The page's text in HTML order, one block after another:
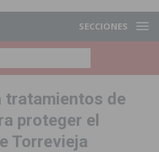
SECCIONES
tratamientos de
proteger el
Torrevieja